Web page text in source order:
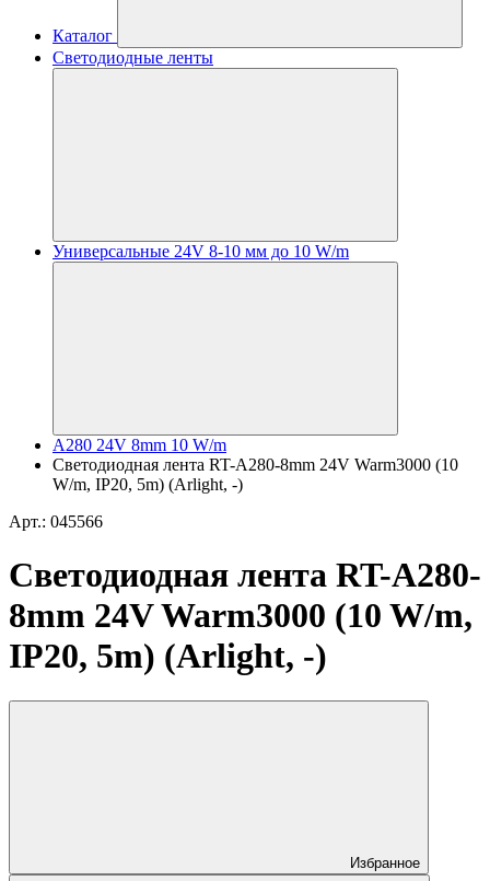
Каталог
Светодиодные ленты
Универсальные 24V 8-10 мм до 10 W/m
A280 24V 8mm 10 W/m
Светодиодная лента RT-A280-8mm 24V Warm3000 (10
W/m, IP20, 5m) (Arlight, -)
Арт.: 045566
Светодиодная лента RT-A280-
8mm 24V Warm3000 (10 W/m,
IP20, 5m) (Arlight, -)
Избранное